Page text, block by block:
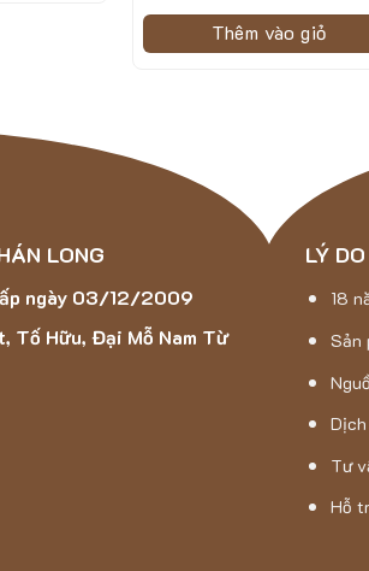
gian của bạn luôn khô ráo và sạch sẽ.
ma sát cao, đảm bảo rằng thảm bám
nên sự hoàn hảo trong từng chi tiết của sản
Thêm vào giỏ
LONG
ngày 03/12/2009
Tố Hữu, Đại Mỗ Nam Từ
LÝ
18
Sản
Tư
Hỗ